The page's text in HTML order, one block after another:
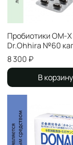
Пробиотики ОМ-Х
Dr.Ohhira №60
8 300 ₽
В корзину